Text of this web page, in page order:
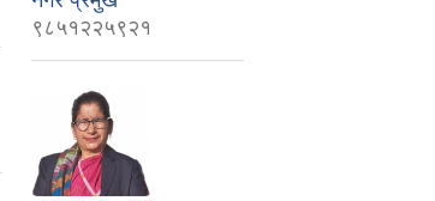
९८५१२२५९२१